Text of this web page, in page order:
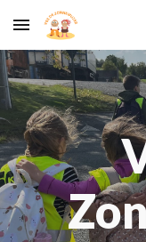
Skip to main content